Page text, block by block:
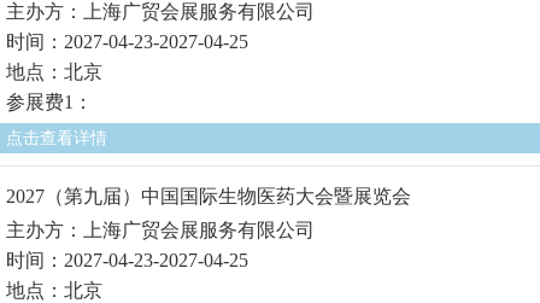
主办方：上海广贸会展服务有限公司
时间：2027-04-23-2027-04-25
地点：北京
参展费1：
点击查看详情
2027（第九届）中国国际生物医药大会暨展览会
主办方：上海广贸会展服务有限公司
时间：2027-04-23-2027-04-25
地点：北京